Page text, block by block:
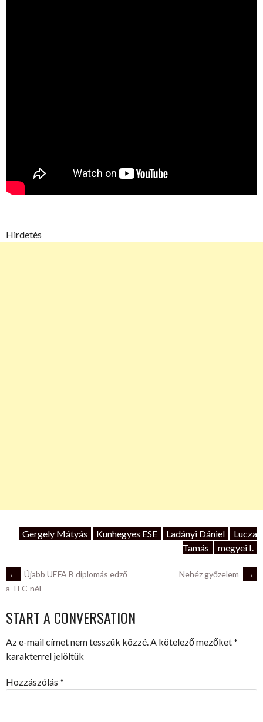
Hirdetés
Gergely Mátyás Kunhegyes ESE Ladányi Dániel
Lucza
Tamás
megyei I.
POST
NAVIGATION
←
Újabb UEFA B diplomás edző
a TFC-nél
Nehéz győzelem →
START A CONVERSATION
Az e-mail címet nem tesszük közzé.A kötelező mezőket*
karakterrel jelöltük
Hozzászólás *